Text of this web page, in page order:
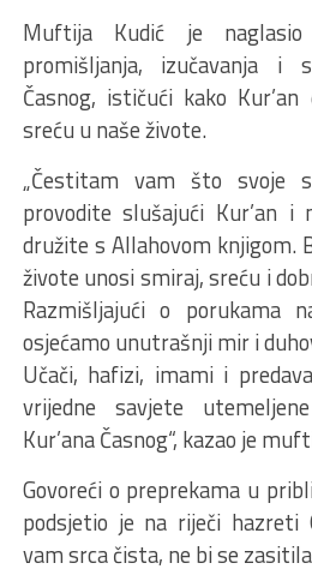
Muftija Kudić je naglasio
promišljanja, izučavanja i
Časnog, ističući kako
sreću u naše živote.
„Čestitam vam što svoje
provodite slušajući Kur’an i
družite s Allahovom knjigom.
živote unosi smiraj, sreću i
Razmišljajući o porukama
osjećamo unutrašnji mir i
Učači, hafizi, imami i
vrijedne savjete
Kur’ana Časnog“, kazao je
Govoreći o preprekama u
podsjetio je na riječi hazreti
vam srca čista, ne bi se zasitila